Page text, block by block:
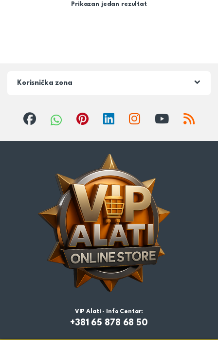
Prikazan jedan rezultat
Korisnička zona
VIP Alati - Info Centar:
+381 65 878 68 50